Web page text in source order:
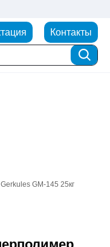
Контакты
GM-145 25кг